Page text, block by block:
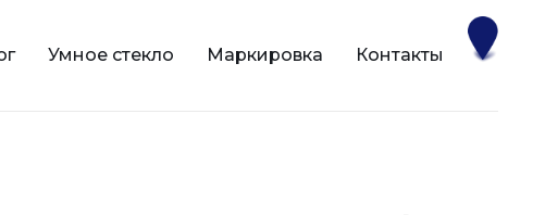
Умное стекло Маркировка Контакты